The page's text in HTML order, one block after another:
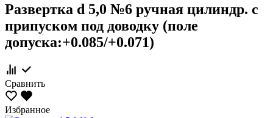
Развертка d 5,0 №6 ручная цилиндр. с
припуском под доводку (поле
допуска:+0.085/+0.071)
Сравнить
Избранное